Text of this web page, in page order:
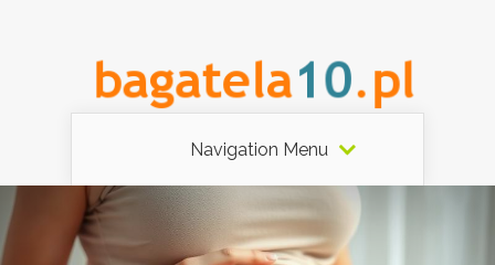
Navigation Menu